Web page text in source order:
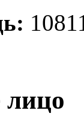
лицо